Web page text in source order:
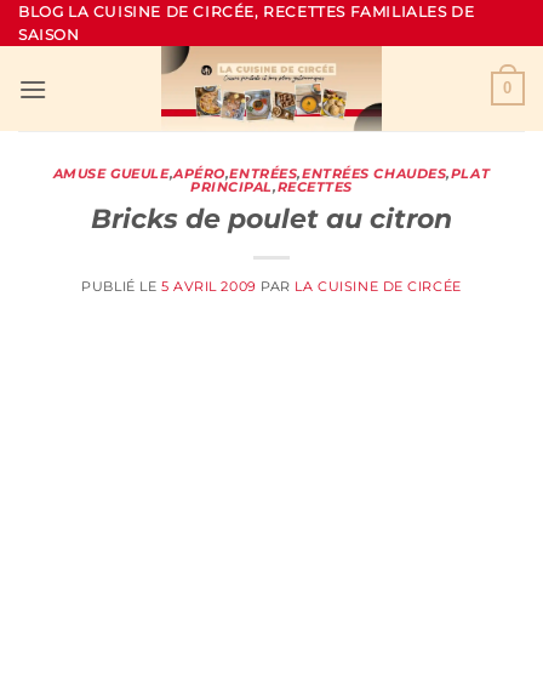
Passer
au
BLOG LA CUISINE DE CIRCÉE, RECETTES FAMILIALES DE
SAISON
0
AMUSE GUEULE,APÉRO,ENTRÉES,ENTRÉES CHAUDES,PLAT
PRINCIPAL,RECETTES
Bricks de poulet au citron
PUBLIÉ LE 5 AVRIL 2009 PAR LA CUISINE DE CIRCÉE